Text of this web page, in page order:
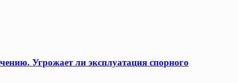
Угрожает ли эксплуатация спорного